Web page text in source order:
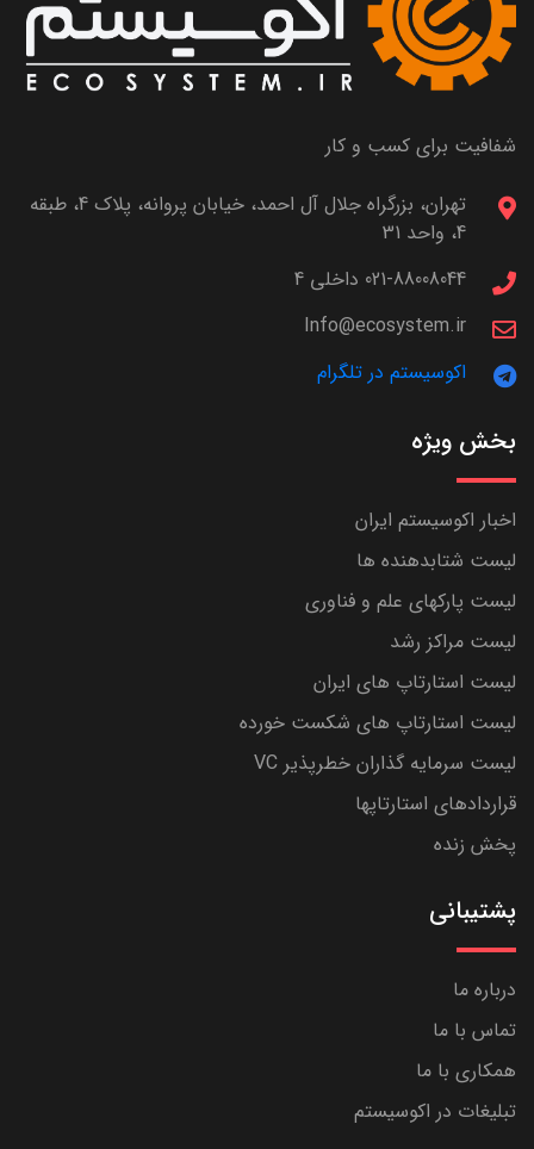
شفافیت برای کسب و کار
تهران، بزرگراه جلال آل احمد، خیابان پروانه، پلاک 4، طبقه
4، واحد 31
021-88008044 داخلی 4
Info@ecosystem.ir
اکوسیستم در تلگرام
بخش ویژه
اخبار اکوسیستم ایران
لیست شتابدهنده ها
لیست پارکهای علم و فناوری
لیست مراکز رشد
لیست استارتاپ های ایران
لیست استارتاپ های شکست خورده
لیست سرمایه گذاران خطرپذیر VC
قراردادهای استارتاپها
پخش زنده
پشتیبانی
درباره ما
تماس با ما
همکاری با ما
تبلیغات در اکوسیستم